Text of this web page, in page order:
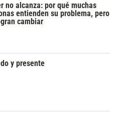
no alcanza: por qué muchas
entienden su problema, pero
cambiar
y presente